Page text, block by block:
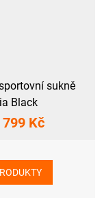
sukně
Black
799 Kč